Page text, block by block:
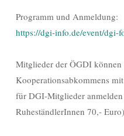
Programm und Anmeldung:
https://dgi-info.de/event/dgi-
Mitglieder der ÖGDI können
Kooperationsabkommens
für DGI-Mitglieder
RuheständlerInnen 70,-